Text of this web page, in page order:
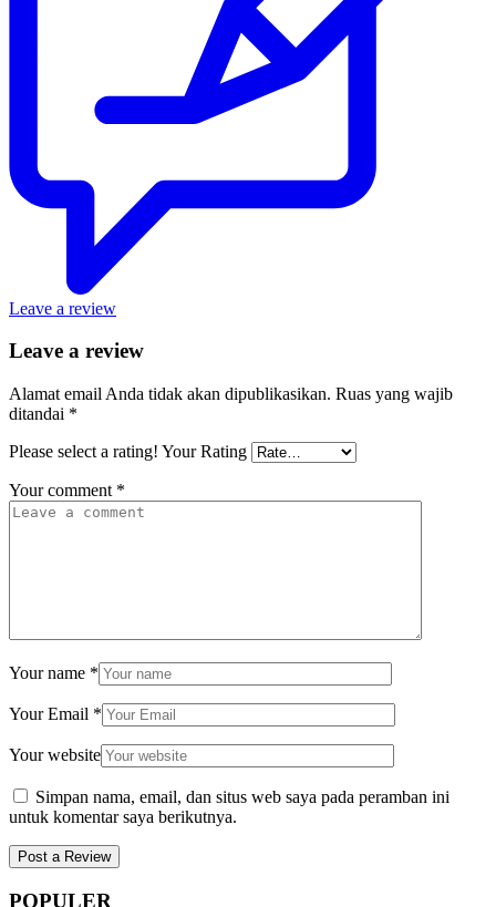
Leave a review
Leave a review
Alamat email Anda tidak akan dipublikasikan. Ruas yang wajib
ditandai *
Please select a rating! Your Rating
Your comment *
Your name *
Your Email *
Your website
Simpan nama, email, dan situs web saya pada peramban ini
untuk komentar saya berikutnya.
POPULER